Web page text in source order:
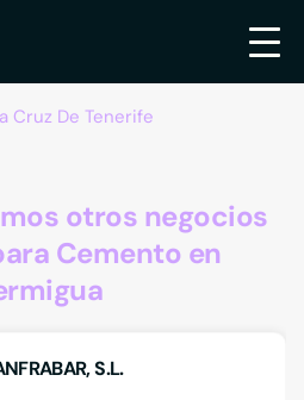
Cruz De Tenerife
otros negocios
Cemento en
S.L.